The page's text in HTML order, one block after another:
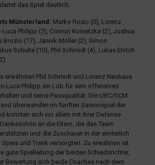
das Spiel deutlich.
Münsterland: Marko Rosic (0), Lorenz
Luca Philipp (7), Connor Konietzka (2), Joshua
Brozio (17), Jannik Möller (2), Simon
Schulte (10), Phil Schmidt (4), Lukas Ehrich
erwähnten Phil Schmidt und Lorenz Neuhaus
Luca Philipp ein Lob für sein offensives
und seine Passqualität. Die UBC/SCM
überwanden im fünften Saisonspiel die
konnten sich vor allem mit ihrer Defense
an die Eltern, die das Team
und die Zuschauer in der winterlich
und Trank versorgten. Zu erwähnen ist
gute Spielleitung der beiden Schiedsrichter,
Bewertung sich beide Coaches nach dem